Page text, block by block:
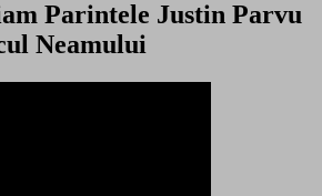
Parintele Justin Parvu
Neamului